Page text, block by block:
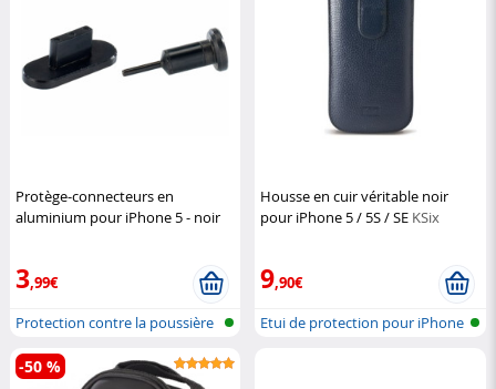
Protège-connecteurs en
aluminium pour iPhone 5 - noir
3,99€
Protection contre la poussière
pour...
Housse en cuir véritable noir
pour iPhone 5 / 5S / SE KSix
9,90€
Etui de protection pour iPhone
-50 %